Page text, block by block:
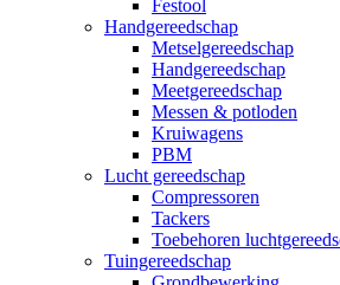
Festool
Handgereedschap
Metselgereedschap
Handgereedschap
Meetgereedschap
Messen & potloden
Kruiwagens
PBM
Lucht gereedschap
Compressoren
Tackers
Toebehoren
Tuingereedschap